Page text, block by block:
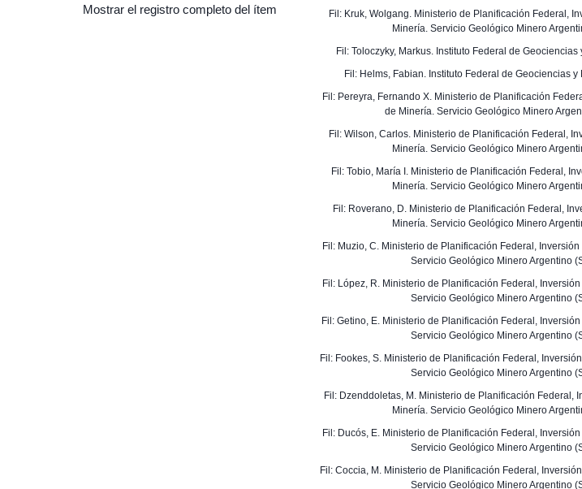
Mostrar el registro completo del ítem
Fil: Kruk, Wolgang. Ministerio de Planificación Federal,
Minería. Servicio Geológico Minero
Fil: Toloczyky, Markus. Instituto Federal de
Fil: Helms, Fabian. Instituto Federal de Geociencias
Fil: Pereyra, Fernando X. Ministerio de Planificación
de Minería. Servicio Geológico Minero
Fil: Wilson, Carlos. Ministerio de Planificación Federal,
Minería. Servicio Geológico Minero
Fil: Tobio, María I. Ministerio de Planificación Federal,
Minería. Servicio Geológico Minero
Fil: Roverano, D. Ministerio de Planificación Federal,
Minería. Servicio Geológico Minero
Fil: Muzio, C. Ministerio de Planificación Federal,
Servicio Geológico Minero Argentino
Fil: López, R. Ministerio de Planificación Federal,
Servicio Geológico Minero Argentino
Fil: Getino, E. Ministerio de Planificación Federal,
Servicio Geológico Minero Argentino
Fil: Fookes, S. Ministerio de Planificación Federal,
Servicio Geológico Minero Argentino
Fil: Dzenddoletas, M. Ministerio de Planificación Federal,
Minería. Servicio Geológico Minero
Fil: Ducós, E. Ministerio de Planificación Federal,
Servicio Geológico Minero Argentino
Fil: Coccia, M. Ministerio de Planificación Federal,
Servicio Geológico Minero Argentino